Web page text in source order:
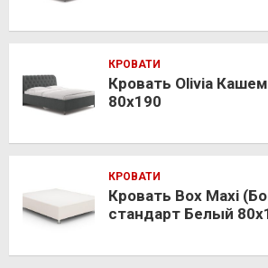
КРОВАТИ
Кровать Olivia
80х190
КРОВАТИ
Кровать Box Maxi
стандарт Белый